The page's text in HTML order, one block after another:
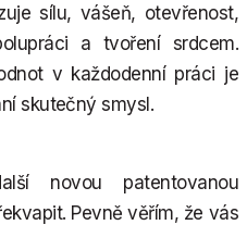
sílu, vášeň, otevřenost,
a tvoření srdcem.
v každodenní práci je
skutečný smysl.
novou patentovanou
Pevně věřím, že vás